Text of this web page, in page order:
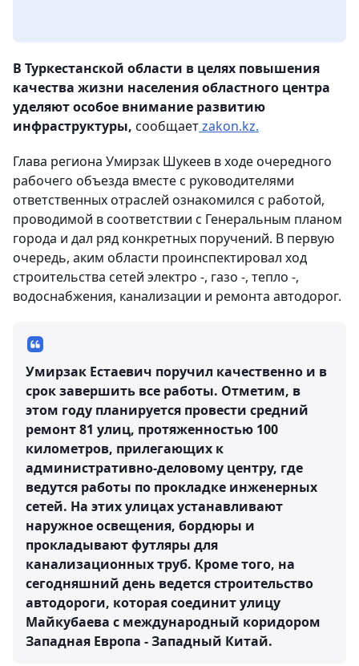
В Туркестанской области в целях повышения
качества жизни населения областного центра
уделяют особое внимание развитию
инфраструктуры, сообщаетzakon.kz.
Глава региона Умирзак Шукеев в ходе очередного
рабочего объезда вместе с руководителями
ответственных отраслей ознакомился с работой,
проводимой в соответствии с Генеральным планом
города и дал ряд конкретных поручений. В первую
очередь, аким области проинспектировал ход
строительства сетей электро -, газо -, тепло -,
водоснабжения, канализации и ремонта автодорог.
Умирзак Естаевич поручил качественно и в
срок завершить все работы. Отметим, в
этом году планируется провести средний
ремонт 81 улиц, протяженностью 100
километров, прилегающих к
административно-деловому центру, где
ведутся работы по прокладке инженерных
сетей. На этих улицах устанавливают
наружное освещения, бордюры и
прокладывают футляры для
канализационных труб. Кроме того, на
сегодняшний день ведется строительство
автодороги, которая соединит улицу
Майкубаева с международный коридором
Западная Европа - Западный Китай.